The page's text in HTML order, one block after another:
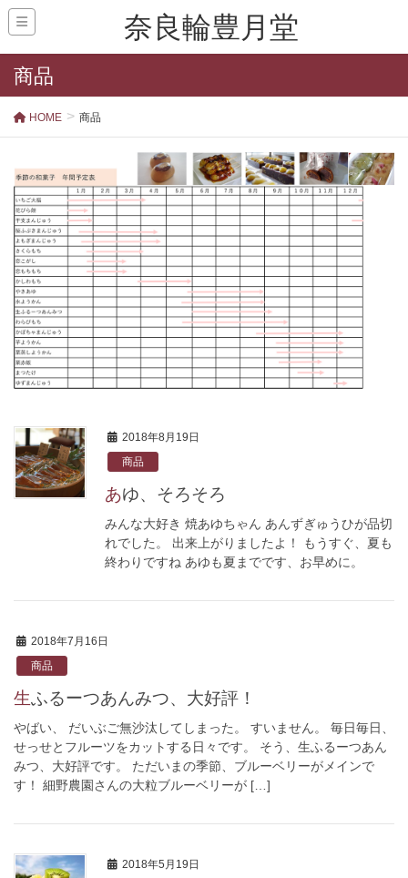
奈良輪豊月堂
商品
HOME 商品
2018年8月19日
商品
あゆ、そろそろ
みんな大好き 焼あゆちゃん あんずぎゅうひが品切
れでした。 出来上がりましたよ！ もうすぐ、夏も
終わりですね あゆも夏までです、お早めに。
2018年7月16日
商品
生ふるーつあんみつ、大好評！
やばい、 だいぶご無沙汰してしまった。 すいません。 毎日毎日、
せっせとフルーツをカットする日々です。 そう、生ふるーつあん
みつ、大好評です。 ただいまの季節、ブルーベリーがメインで
す！ 細野農園さんの大粒ブルーベリーが […]
2018年5月19日